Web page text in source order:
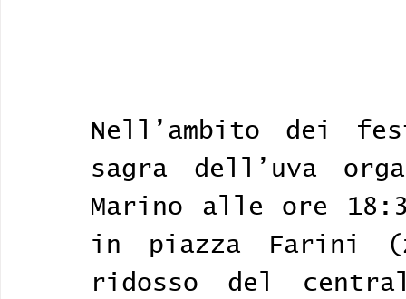
Nell’ambito dei
sagra dell’uva
Marino alle ore
in piazza Farini
ridosso del